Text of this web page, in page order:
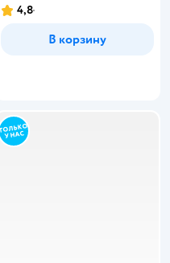
4,8
В корзину